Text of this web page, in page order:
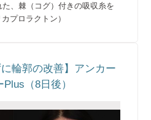
、棘（コグ）付きの吸収糸を
プロラクトン）
に輪郭の改善】アンカー
（8日後）